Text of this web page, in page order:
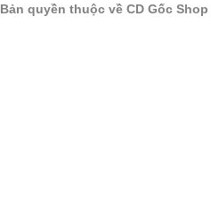
Bản quyền thuộc về CD Gốc Shop